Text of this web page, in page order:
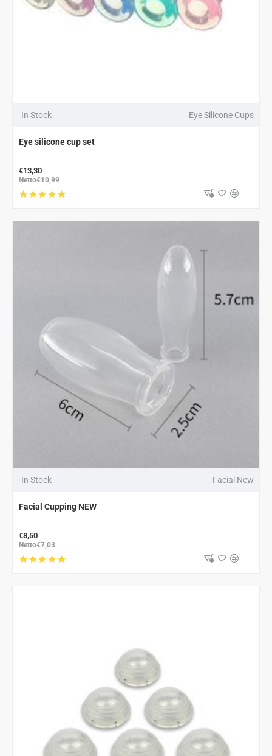
In Stock Eye Silicone Cups
Eye silicone cup set
€13,30
Netto€10,99
In Stock Facial New
Facial Cupping NEW
€8,50
Netto€7,03